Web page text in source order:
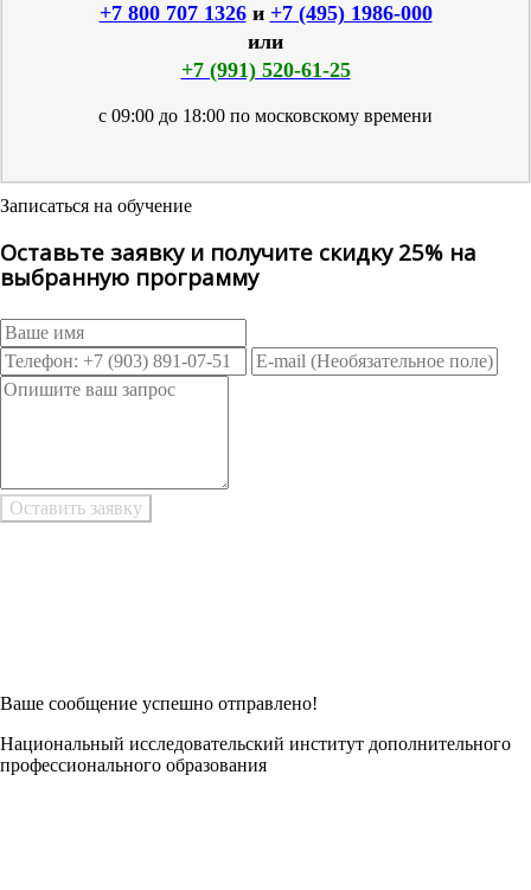
+7 800 707 1326и +7 (495) 1986-000
или
+7 (991) 520-61-25
с 09:00 до 18:00 по московскому времени
Записаться на обучение
Оставьте заявку и получите скидку 25% на
выбранную программу
Ваше сообщение успешно отправлено!
Национальный исследовательский институт дополнительного
профессионального образования